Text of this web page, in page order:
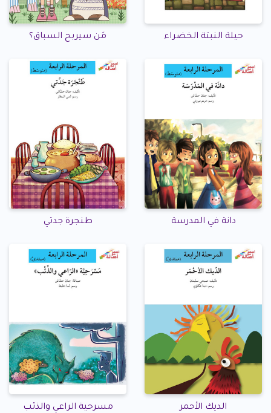
حيلة النبتة الخضراء مَن سيربح السباق؟
دانة في المدرسة طنجرة جدتي
الديك الأحمر مسرحية الراعي والذئب